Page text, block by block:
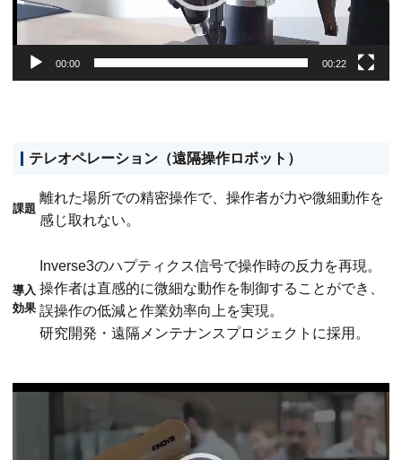
ー
00:00 00:22
テレオペレーション（遠隔操作ロボット）
課題
離れた場所での精密操作で、操作者が力や微細動作を
感じ取れない。
導入
効果
Inverse3のハプティクス信号で操作時の反力を再現。
操作者は直感的に微細な動作を制御することができ、
誤操作の低減と作業効率向上を実現。
研究開発・遠隔メンテナンスプロジェクトに採用。
動